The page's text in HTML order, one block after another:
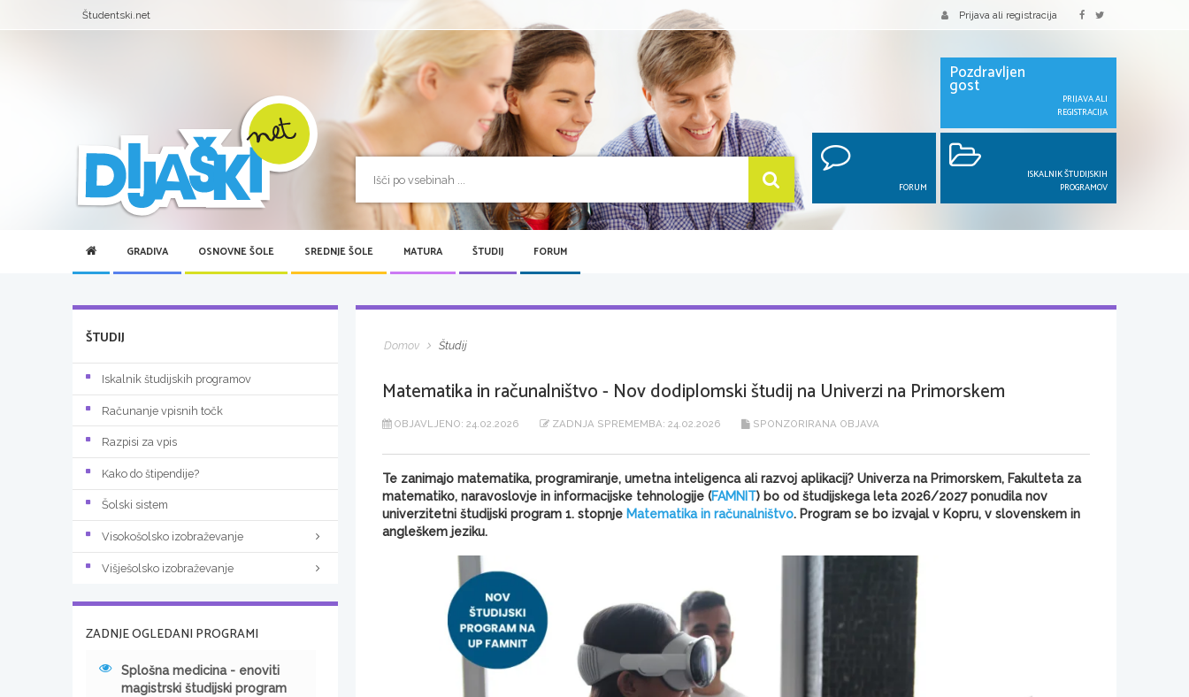
Študentski.net Prijava ali registracija
Pozdravljen
gost
PRIJAVA ALI
REGISTRACIJA
FORUM
ISKALNIK ŠTUDIJSKIH
PROGRAMOV
GRADIVA OSNOVNE ŠOLE SREDNJE ŠOLE MATURA ŠTUDIJ FORUM
Domov Študij
Matematika in računalništvo - Nov dodiplomski študij na Univerzi na Primorskem
OBJAVLJENO: 24.02.2026 ZADNJA SPREMEMBA: 24.02.2026 SPONZORIRANA OBJAVA
Te zanimajo matematika, programiranje, umetna inteligenca ali razvoj aplikacij? Univerza na Primorskem, Fakulteta za
matematiko, naravoslovje in informacijske tehnologije (FAMNIT) bo od študijskega leta 2026/2027 ponudila nov
univerzitetni študijski program 1. stopnje Matematika in računalništvo. Program se bo izvajal v Kopru, v slovenskem in
angleškem jeziku.
ŠTUDIJ
Iskalnik študijskih programov
Računanje vpisnih točk
Razpisi za vpis
Kako do štipendije?
Šolski sistem
Visokošolsko izobraževanje
Višješolsko izobraževanje
ZADNJE OGLEDANI PROGRAMI
Splošna medicina - enoviti
magistrski študijski program